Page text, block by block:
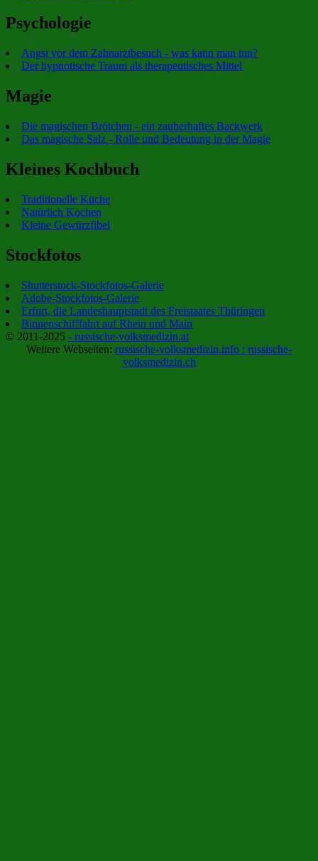
Psychologie
Angst vor dem Zahnarztbesuch - was kann man tun?
Der hypnotische Traum als therapeutisches Mittel
Magie
Die magischen Brötchen - ein zauberhaftes Backwerk
Das magische Salz - Rolle und Bedeutung in der Magie
Kleines Kochbuch
Traditionelle Küche
Natürlich Kochen
Kleine Gewürzfibel
Stockfotos
Shutterstock-Stockfotos-Galerie
Adobe-Stockfotos-Galerie
Erfurt, die Landeshauptstadt des Freistaates Thüringen
Binnenschifffahrt auf Rhein und Main
© 2011-2025 - russische-volksmedizin.at
Weitere Webseiten: russische-volksmedizin.info : russische-
volksmedizin.ch